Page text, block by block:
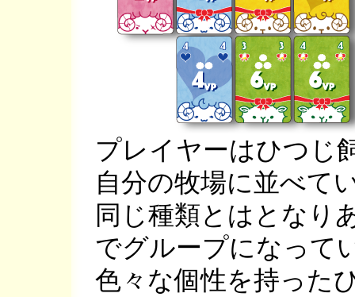
プレイヤーはひつじ
自分の牧場に並べて
同じ種類とはとなり
でグループになって
色々な個性を持った